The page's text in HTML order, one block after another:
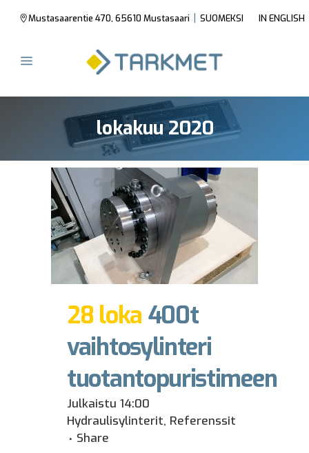
Mustasaarentie 470, 65610 Mustasaari | SUOMEKSI IN ENGLISH
lokakuu 2020
28 loka 400t
vaihtosylinteri
tuotantopuristimeen
Julkaistu 14:00
Hydraulisylinterit, Referenssit
Share